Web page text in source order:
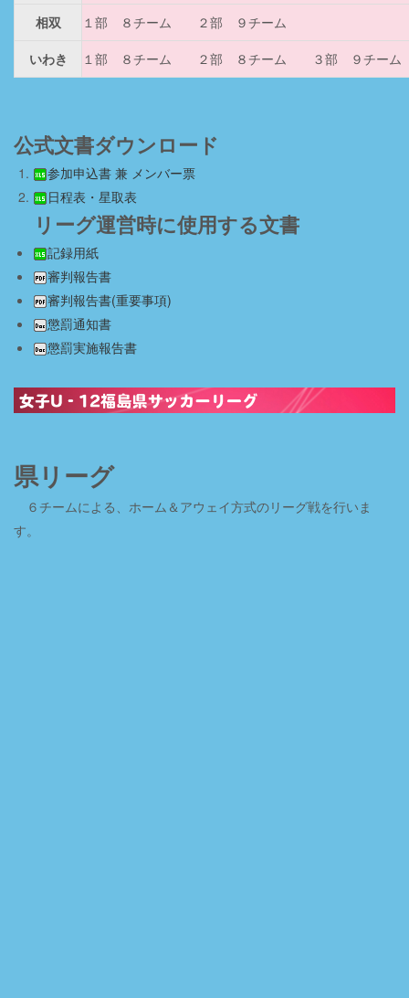
相双
１部 ８チーム ２部 ９チーム
いわき
１部 ８チーム ２部 ８チーム ３部 ９チーム
公式文書ダウンロード
参加申込書 兼 メンバー票
日程表・星取表
リーグ運営時に使用する文書
記録用紙
審判報告書
審判報告書(重要事項)
懲罰通知書
懲罰実施報告書
県リーグ
６チームによる、ホーム＆アウェイ方式のリーグ戦を行いま
す。